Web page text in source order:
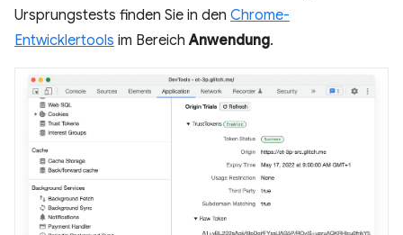
Ursprungstests finden Sie in den Chrome-
Entwicklertools im BereichAnwendung.